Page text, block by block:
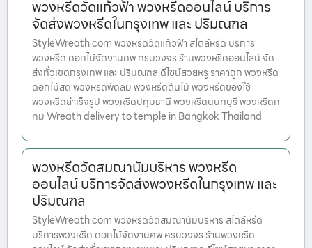
พวงหรีดวัดแก้วฟ้า พวงหรีดออนไลน์ บริการ
จัดส่งพวงหรีดในกรุงเทพ และ ปริมณฑล
StyleWreath.com พวงหรีดวัดแก้วฟ้า สไตล์หรีด บริการ
พวงหรีด ดอกไม้จัดงานศพ ครบวงจร ร้านพวงหรีดออนไลน์ จัด
ส่งทั่วเขตกรุงเทพ และ ปริมณฑล ดีไซน์สวยหรู ราคาถูก พวงหรีด
ดอกไม้สด พวงหรีดพัดลม พวงหรีดต้นไม้ พวงหรีดของใช้
พวงหรีดสำเร็จรูป พวงหรีดปทุมธานี พวงหรีดนนทบุรี พวงหรีดก
ทม Wreath delivery to temple in Bangkok Thailand
พวงหรีดวัดสมณานัมบริหาร พวงหรีด
ออนไลน์ บริการจัดส่งพวงหรีดในกรุงเทพ และ
ปริมณฑล
StyleWreath.com พวงหรีดวัดสมณานัมบริหาร สไตล์หรีด
บริการพวงหรีด ดอกไม้จัดงานศพ ครบวงจร ร้านพวงหรีด